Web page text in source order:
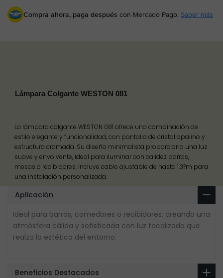
Compra ahora, paga después con Mercado Pago. Saber más
Lámpara Colgante WESTON 081
La lámpara colgante WESTON 081 ofrece una combinación de
estilo elegante y funcionalidad, con pantalla de cristal opalino y
estructura cromada. Su diseño minimalista proporciona una luz
suave y envolvente, ideal para iluminar con calidez barras,
mesas o recibidores. Incluye cable ajustable de hasta 1.3?m para
una instalación personalizada.
Aplicación
Ideal para barras, comedores o recibidores, creando una
atmósfera cálida y sofisticada con luz focalizada que
realza la estética del entorno.
Beneficios Destacados